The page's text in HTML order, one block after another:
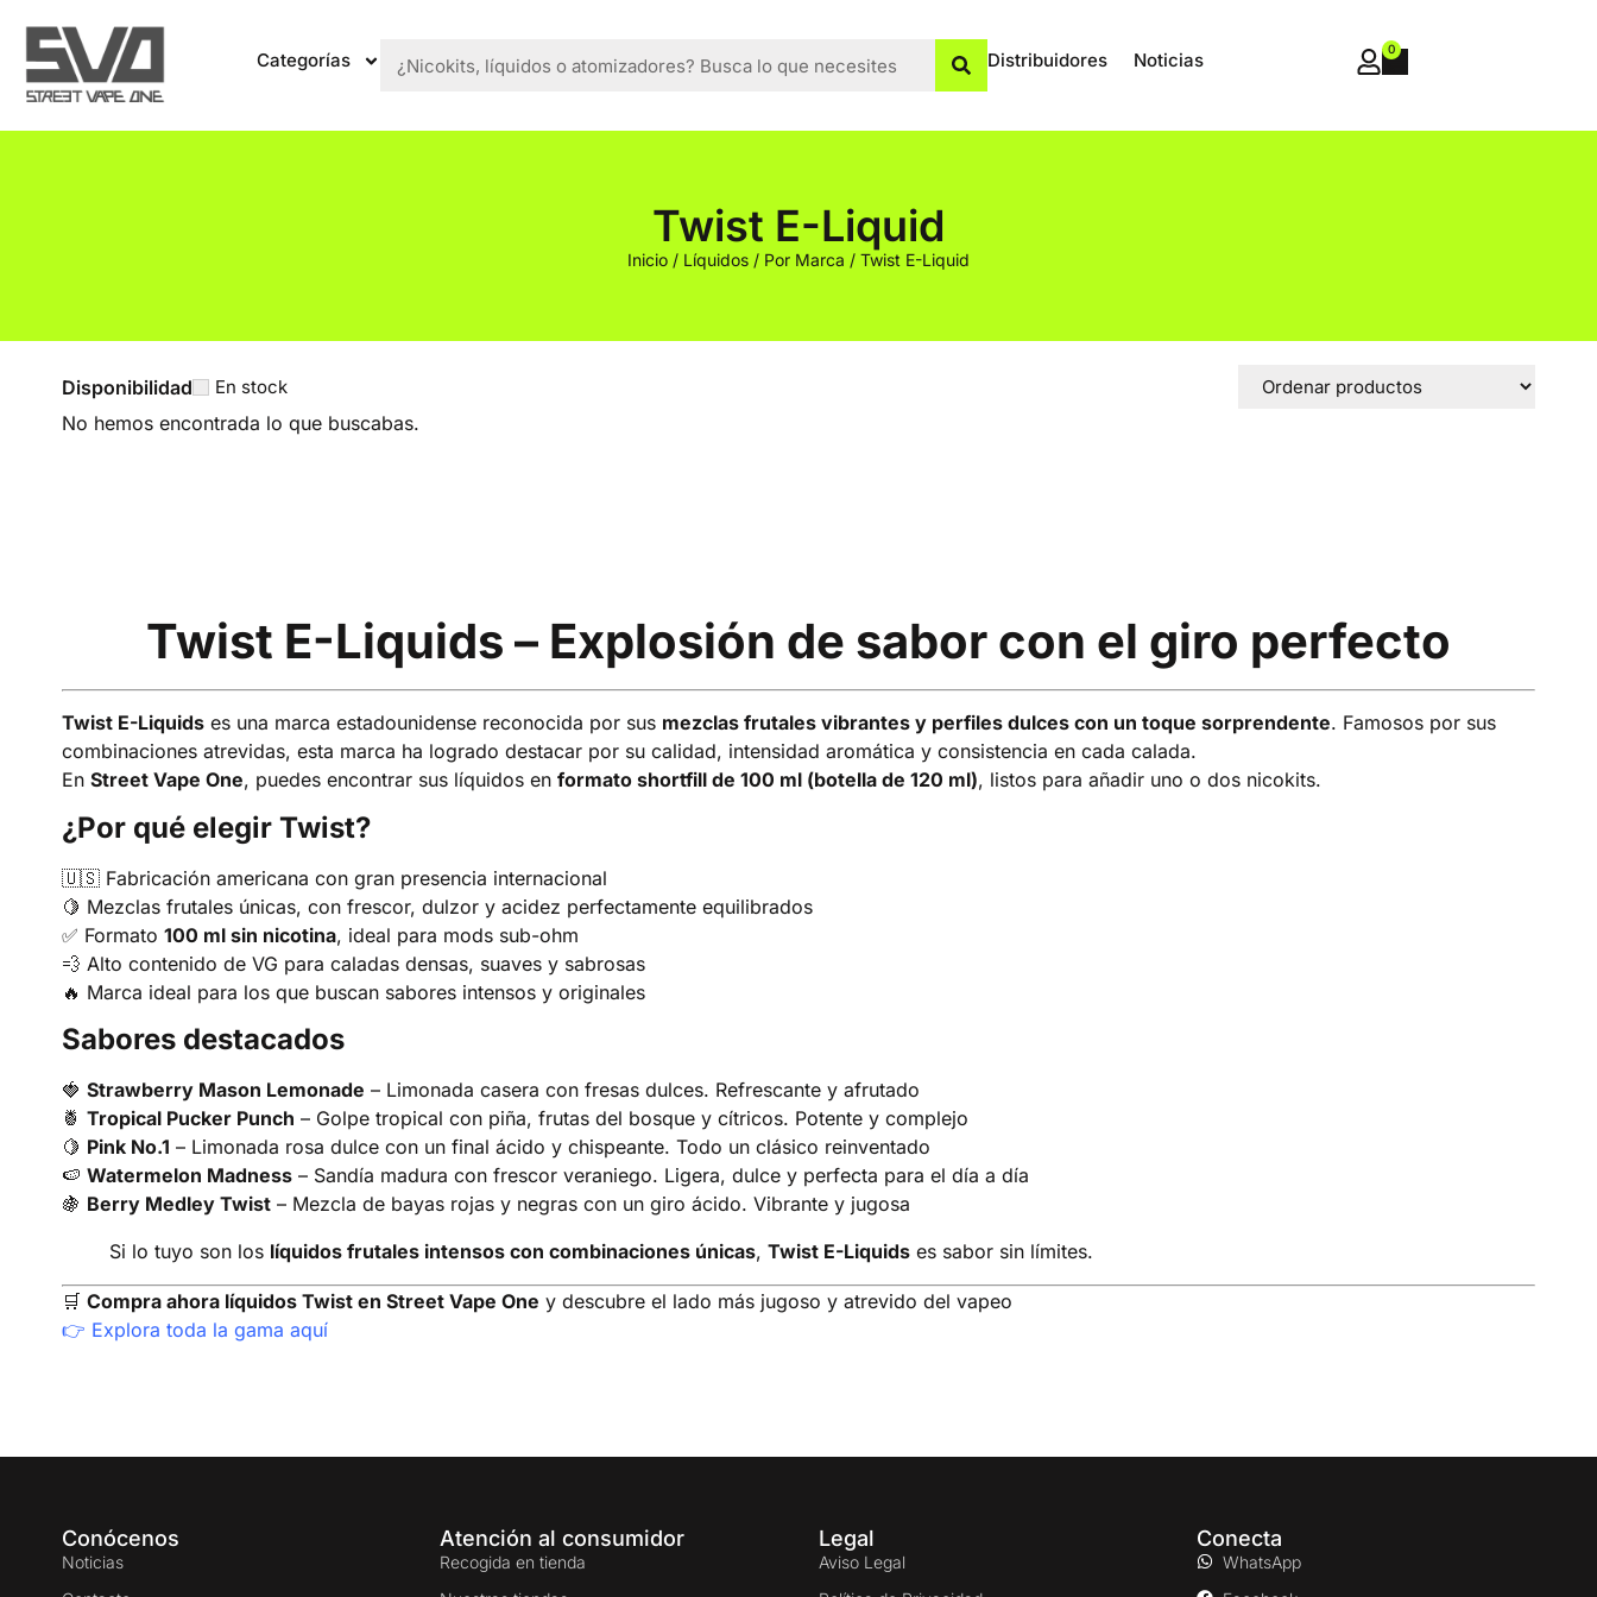
Categorías Distribuidores Noticias 0
Twist E-Liquid
Inicio / Líquidos / Por Marca / Twist E-Liquid
Disponibilidad En stock
No hemos encontrada lo que buscabas.
Twist E-Liquids – Explosión de sabor con el giro perfecto
Twist E-Liquids es una marca estadounidense reconocida por sus mezclas frutales vibrantes y perfiles dulces con un toque sorprendente. Famosos por sus
combinaciones atrevidas, esta marca ha logrado destacar por su calidad, intensidad aromática y consistencia en cada calada.
En Street Vape One, puedes encontrar sus líquidos en formato shortfill de 100 ml (botella de 120 ml), listos para añadir uno o dos nicokits.
¿Por qué elegir Twist?
🇺🇸 Fabricación americana con gran presencia internacional
🍋 Mezclas frutales únicas, con frescor, dulzor y acidez perfectamente equilibrados
✅ Formato 100 ml sin nicotina, ideal para mods sub-ohm
💨 Alto contenido de VG para caladas densas, suaves y sabrosas
🔥 Marca ideal para los que buscan sabores intensos y originales
Sabores destacados
🍓 Strawberry Mason Lemonade – Limonada casera con fresas dulces. Refrescante y afrutado
🍍 Tropical Pucker Punch – Golpe tropical con piña, frutas del bosque y cítricos. Potente y complejo
🍋 Pink No.1 – Limonada rosa dulce con un final ácido y chispeante. Todo un clásico reinventado
🍉 Watermelon Madness – Sandía madura con frescor veraniego. Ligera, dulce y perfecta para el día a día
🍇 Berry Medley Twist – Mezcla de bayas rojas y negras con un giro ácido. Vibrante y jugosa
Si lo tuyo son los líquidos frutales intensos con combinaciones únicas, Twist E-Liquids es sabor sin límites.
🛒 Compra ahora líquidos Twist en Street Vape One y descubre el lado más jugoso y atrevido del vapeo
👉 Explora toda la gama aquí
Conócenos
Noticias
Atención al consumidor
Recogida en tienda
Legal
Aviso Legal
Conecta
WhatsApp